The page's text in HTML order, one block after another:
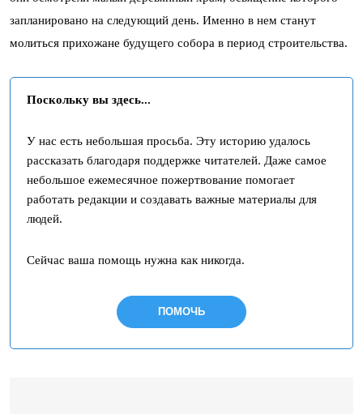
запланировано на следующий день. Именно в нем станут
молиться прихожане будущего собора в период строительства.
Поскольку вы здесь...
У нас есть небольшая просьба. Эту историю удалось
рассказать благодаря поддержке читателей. Даже самое
небольшое ежемесячное пожертвование помогает
работать редакции и создавать важные материалы для
людей.
Сейчас ваша помощь нужна как никогда.
ПОМОЧЬ